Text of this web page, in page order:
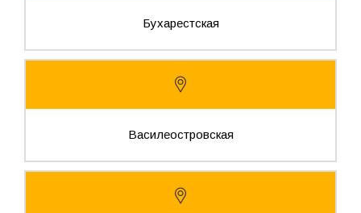
Бухарестская
Василеостровская